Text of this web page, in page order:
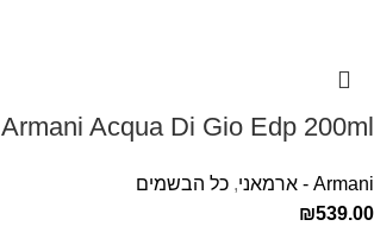
Armani Acqua Di Gio Edp 200ml בושם ארמני אקווה די ג'יו לגבר
Armani - ארמאני , כל הבשמים
₪539.00